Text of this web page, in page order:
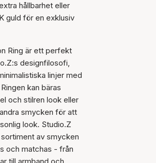
Artikeln har lagts till i
korgen
hållbarhet eller
guld för en exklusiv
Ring är ett perfekt
designfilosofi,
linjer med
kan bäras
och stilren look eller
smycken för att
look. Studio.Z
av smycken
och matchas - från